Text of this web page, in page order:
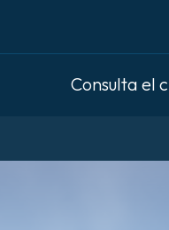
Consulta el